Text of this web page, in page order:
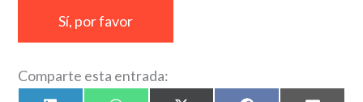
s
e
Sí, por favor
Comparte esta entrada: